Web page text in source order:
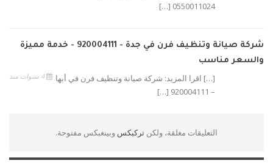
0550011024 […]
شركة صيانة وتنظيف فرن في جدة - 920004111 - خدمة مميزة
والسعر مناسب
4 سنوات منذ
[…] اقرا المزيد: شركة صيانة وتنظيف فرن في أبها
– 920004111 […]
التعليقات مغلقة، ولكن تركبكس وبينغبكس مفتوحة.